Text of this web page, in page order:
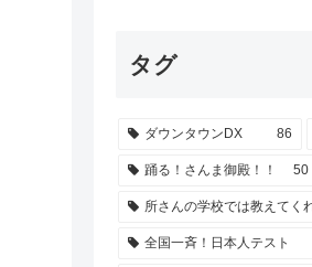
タグ
ダウンタウンDX 86
踊る！さんま御殿！！ 50
所さんの学校では教えてく
全国一斉！日本人テスト